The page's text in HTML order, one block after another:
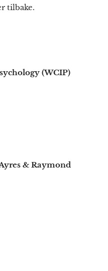
tilbake.
(WCIP)
& Raymond